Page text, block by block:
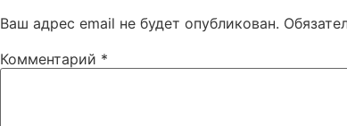
Ваш адрес email не будет опубликован.
Комментарий *